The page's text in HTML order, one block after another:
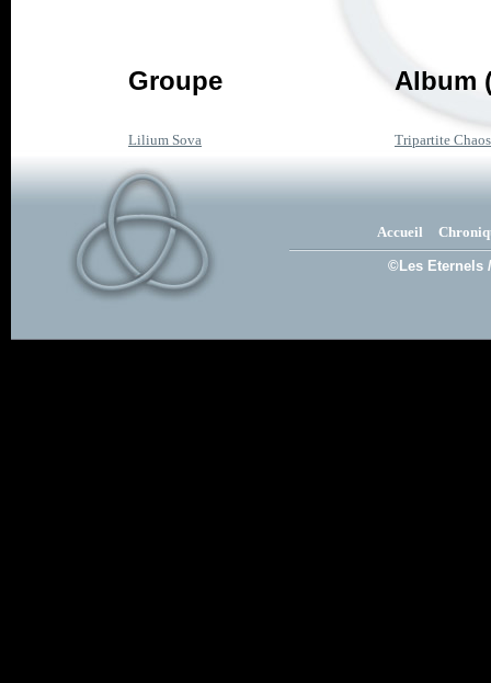
Groupe Album
Lilium Sova Tripartite Chaos
Accueil
©Les Eternels